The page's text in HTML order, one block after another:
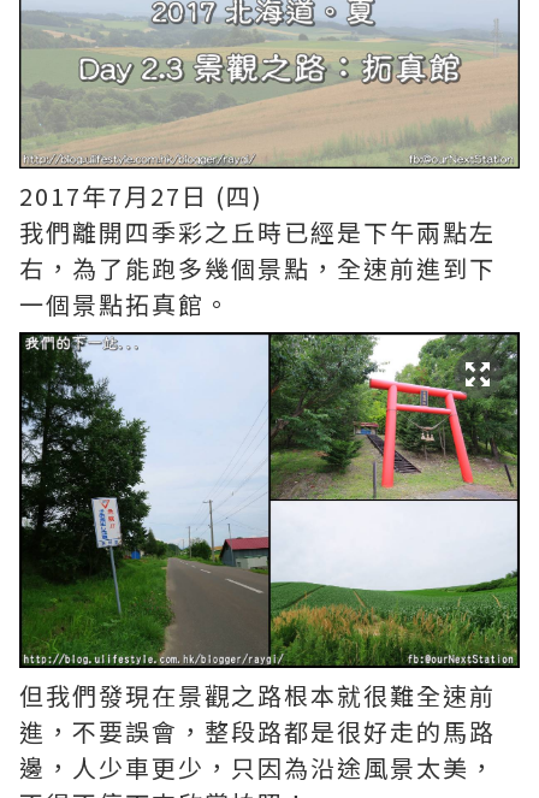
2017年7月27日 (四)
我們離開四季彩之丘時已經是下午兩點左
右，為了能跑多幾個景點，全速前進到下
一個景點拓真館。
但我們發現在景觀之路根本就很難全速前
進，不要誤會，整段路都是很好走的馬路
邊，人少車更少，只因為沿途風景太美，